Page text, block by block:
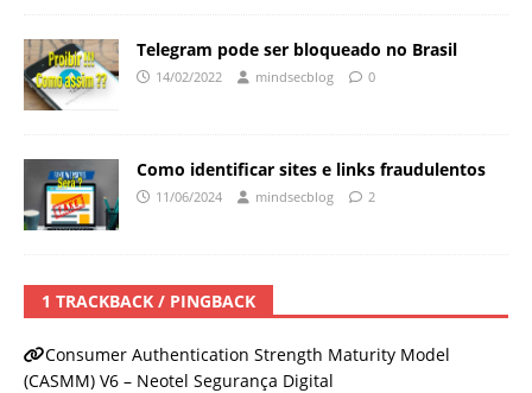
Telegram pode ser bloqueado no Brasil
14/02/2022 mindsecblog 0
Como identificar sites e links fraudulentos
11/06/2024 mindsecblog 2
1 TRACKBACK / PINGBACK
Consumer Authentication Strength Maturity Model
(CASMM) V6 – Neotel Segurança Digital